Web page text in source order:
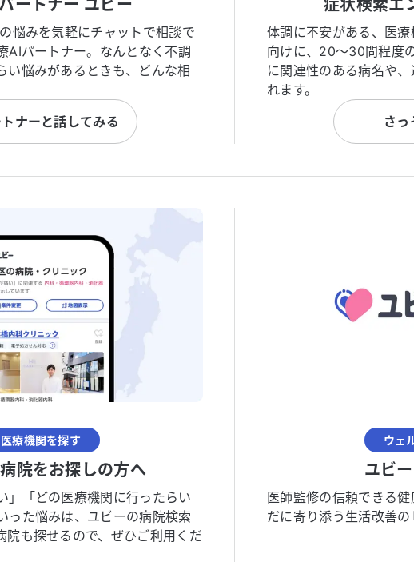
ートナー ユビー
悩みを気軽にチャットで相談で
AIパートナー。なんとなく不調
い悩みがあるときも、どんな相
ナーと話してみる
症状検索エ
体調に不安がある、医
向けに、20〜30問程度
に関連性のある病名や
れます。
さっ
医療機関を探す
院をお探しの方へ
」「どの医療機関に行ったらい
った悩みは、ユビーの病院検索
院も探せるので、ぜひご利用くだ
ウェ
ユビ
医師監修の信頼できる
だに寄り添う生活改善の